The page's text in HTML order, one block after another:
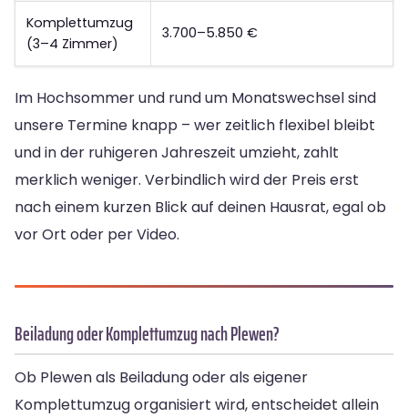
Komplettumzug
(3–4 Zimmer)
3.700–5.850 €
Im Hochsommer und rund um Monatswechsel sind
unsere Termine knapp – wer zeitlich flexibel bleibt
und in der ruhigeren Jahreszeit umzieht, zahlt
merklich weniger. Verbindlich wird der Preis erst
nach einem kurzen Blick auf deinen Hausrat, egal ob
vor Ort oder per Video.
Beiladung oder Komplettumzug nach Plewen?
Ob Plewen als Beiladung oder als eigener
Komplettumzug organisiert wird, entscheidet allein